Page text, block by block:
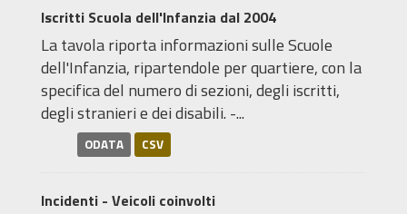
Iscritti Scuola dell'Infanzia dal 2004
La tavola riporta informazioni sulle Scuole
dell'Infanzia, ripartendole per quartiere, con la
specifica del numero di sezioni, degli iscritti,
degli stranieri e dei disabili. -...
ODATA CSV
Incidenti - Veicoli coinvolti